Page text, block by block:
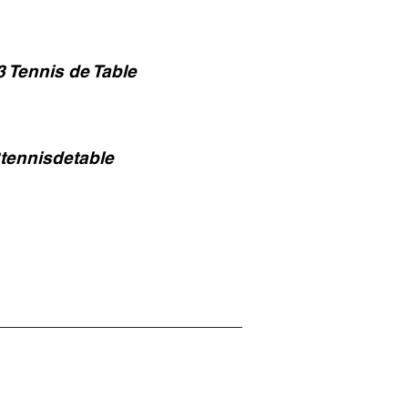
Tennis de Table